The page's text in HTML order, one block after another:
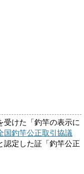
受けた「釣竿の表示に
国釣竿公正取引協議
認定した証「釣竿公正